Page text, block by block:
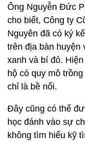
Ông Nguyễn Đức
cho biết, Công ty
Nguyên đã có ký
trên địa bàn huyện
xanh và bí đỏ.
hộ có quy mô
chỉ là bề nổi.
Đây cũng có thể
học đánh vào sự
không tìm hiểu kỹ